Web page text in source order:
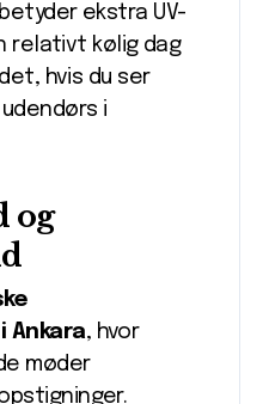
ekstra UV-
relativt kølig dag
hvis du ser
i
og
Ankara, hvor
møder